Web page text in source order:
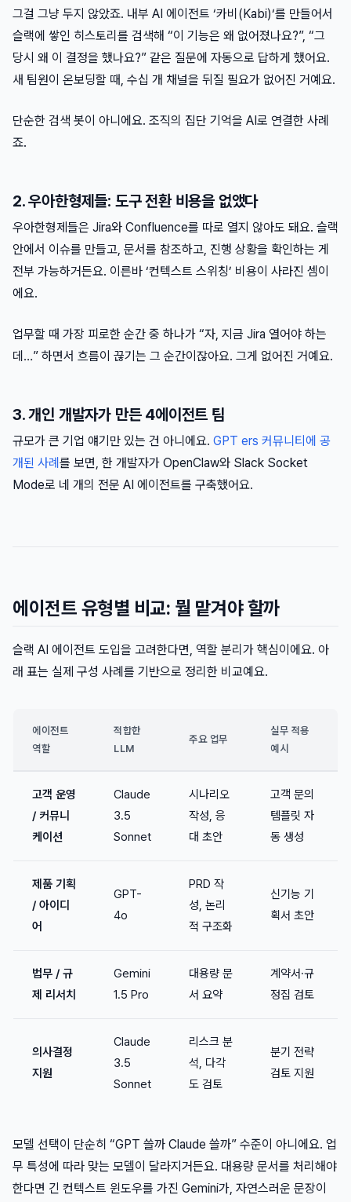
그걸 그냥 두지 않았죠. 내부 AI 에이전트 ‘카비(Kabi)‘를 만들어서
슬랙에 쌓인 히스토리를 검색해 “이 기능은 왜 없어졌나요?”, “그
당시 왜 이 결정을 했나요?” 같은 질문에 자동으로 답하게 했어요.
새 팀원이 온보딩할 때, 수십 개 채널을 뒤질 필요가 없어진 거예요.
단순한 검색 봇이 아니에요. 조직의 집단 기억을 AI로 연결한 사례
죠.
2. 우아한형제들: 도구 전환 비용을 없앴다
우아한형제들은 Jira와 Confluence를 따로 열지 않아도 돼요. 슬랙
안에서 이슈를 만들고, 문서를 참조하고, 진행 상황을 확인하는 게
전부 가능하거든요. 이른바 ‘컨텍스트 스위칭’ 비용이 사라진 셈이
에요.
업무할 때 가장 피로한 순간 중 하나가 “자, 지금 Jira 열어야 하는
데…” 하면서 흐름이 끊기는 그 순간이잖아요. 그게 없어진 거예요.
3. 개인 개발자가 만든 4에이전트 팀
규모가 큰 기업 얘기만 있는 건 아니에요. GPT ers 커뮤니티에 공
개된 사례 를 보면, 한 개발자가 OpenClaw와 Slack Socket
Mode로 네 개의 전문 AI 에이전트를 구축했어요.
에이전트 유형별 비교: 뭘 맡겨야 할까
슬랙 AI 에이전트 도입을 고려한다면, 역할 분리가 핵심이에요. 아
래 표는 실제 구성 사례를 기반으로 정리한 비교예요.
에이전트
역할
적합한
LLM
주요 업무
실무 적용
예시
고객 운영
/ 커뮤니
케이션
Claude
3.5
Sonnet
시나리오
작성, 응
대 초안
고객 문의
템플릿 자
동 생성
제품 기획
/ 아이디
어
GPT-
4o
PRD 작
성, 논리
적 구조화
신기능 기
획서 초안
법무 / 규
제 리서치
Gemini
1.5 Pro
대용량 문
서 요약
계약서·규
정집 검토
의사결정
지원
Claude
3.5
Sonnet
리스크 분
석, 다각
도 검토
분기 전략
검토 지원
모델 선택이 단순히 “GPT 쓸까 Claude 쓸까” 수준이 아니에요. 업
무 특성에 따라 맞는 모델이 달라지거든요. 대용량 문서를 처리해야
한다면 긴 컨텍스트 윈도우를 가진 Gemini가, 자연스러운 문장이